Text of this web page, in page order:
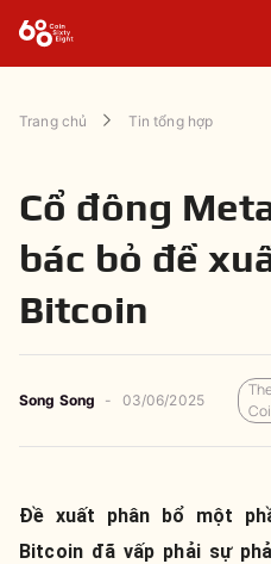
Trang chủ Tin tổng hợp
Cổ đông
bác bỏ đề
Bitcoin
Song Song - 03/06/2025
Đề xuất phân bổ một
Bitcoin đã vấp phải sự